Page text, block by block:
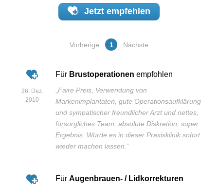
Jetzt empfehlen
Vorherige 1 Nächste
26. Dez.
2010
Für Brustoperationen empfohlen
Faire Preis, Verwendung von
Markenimplantaten, gute Operationsaufklärung
und sympatischer freundlicher Arzt und nettes,
fürsorgliches Team, absolute Diskretion, super
Ergebnis. Würde es in dieser Praxisklinik sofort
wieder machen lassen. ”
Für Augenbrauen- / Lidkorrekturen